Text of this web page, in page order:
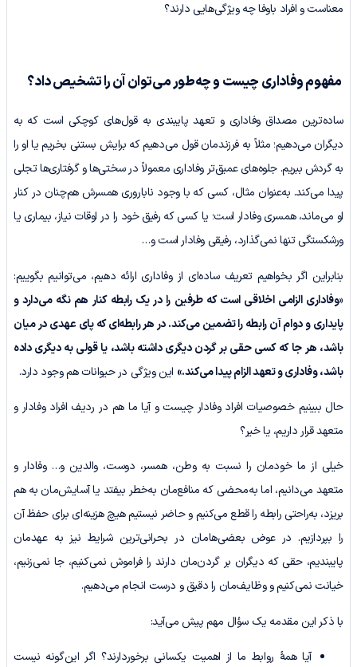
معناست و افراد باوفا چه ویژگی‌هایی دارند؟
مفهوم وفاداری چیست و چه‌طور می‌توان آن را تشخیص داد؟
ساده‌ترین مصداق وفاداری و تعهد پایبندی به قول‌های کوچکی است که به
دیگران می‌دهیم؛ مثلاً به فرزندمان قول می‌دهیم که برایش بستنی بخریم یا او را
به گردش ببریم. جلوه‌های عمیق‌تر وفاداری معمولاً در سختی‌ها و گرفتاری‌ها تجلی
پیدا می‌کند. به‌عنوان مثال، کسی که با وجود ناباروری همسرش هم‌چنان در کنار
او می‌ماند، همسری وفادار است؛ یا کسی که رفیق خود را در اوقات نیاز، بیماری یا
ورشکستگی تنها نمی‌گذارد، رفیقی وفادار است و…
بنابراین اگر بخواهیم تعریف ساده‌ای از وفاداری ارائه دهیم، می‌توانیم بگوییم:
«وفاداری الزامی اخلاقی است که طرفین را در یک رابطه کنار هم نگه می‌دارد و
پایداری و دوام آن رابطه را تضمین می‌کند. در هر رابطه‌ای که پای عهدی در میان
باشد، هر جا که کسی حقی بر گردن دیگری داشته باشد، یا قولی به دیگری داده
باشد، وفاداری و تعهد الزام پیدا می‌کند.» این ویژگی در حیوانات هم وجود دارد.
حال ببینیم خصوصیات افراد وفادار چیست و آیا ما هم در ردیف افراد وفادار و
متعهد قرار داریم، یا خیر؟
خیلی از ما خودمان را نسبت به وطن، همسر، دوست، والدین و… وفادار و
متعهد می‌دانیم، اما به‌محضی‌ که منافع‌مان به‌خطر بیفتد یا آسایش‌مان به هم
بریزد، به‌راحتی رابطه را قطع می‌کنیم و حاضر نیستیم هیچ هزینه‌ای برای حفظ آن
را بپردازیم. در عوض بعضی‌هامان در بحرانی‌ترین شرایط نیز به عهدمان
پایبندیم، حقی که دیگران بر گردن‌مان دارند را فراموش نمی‌کنیم، جا نمی‌زنیم،
خیانت نمی‌کنیم و وظایف‌مان را دقیق و درست انجام می‌دهیم.
با ذکر این مقدمه یک سؤال مهم پیش می‌آید:
آیا همۀ روابط ما از اهمیت یکسانی برخوردارند؟ اگر این‌گونه نیست